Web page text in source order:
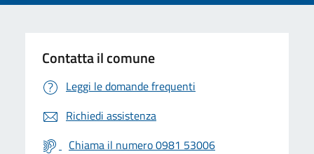
Contatta il comune
Leggi le domande frequenti
Richiedi assistenza
Chiama il numero 0981 53006